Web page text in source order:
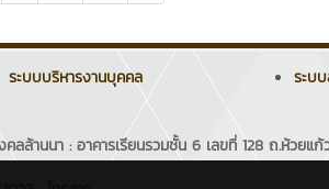
ระบบบริหารงานบุคคล ระบ
ลล้านนา : อาคารเรียนรวมชั้น 6 เลขที่ 128 ถ.ห้วยแ